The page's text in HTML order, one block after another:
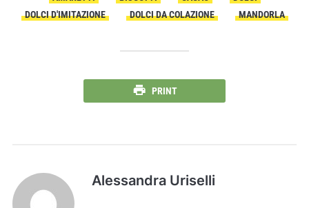
DOLCI D'IMITAZIONE
DOLCI DA COLAZIONE MANDORLA
PRINT
Alessandra Uriselli